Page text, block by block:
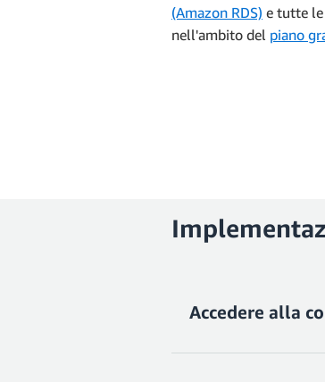
(Amazon RDS) e tutte
nell'ambito del piano
Accedere alla